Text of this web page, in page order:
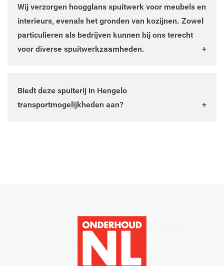
particulieren als bedrijven kunnen bij ons terecht voor
diverse spuitwerkzaamheden.
Wij verzorgen hoogglans spuitwerk voor meubels en
interieurs, evenals het gronden van kozijnen. Zowel
particulieren als bedrijven kunnen bij ons terecht
voor diverse spuitwerkzaamheden.
precies de uitstraling krijgt die u wenst.
Biedt deze spuiterij in Hengelo
transportmogelijkheden aan?